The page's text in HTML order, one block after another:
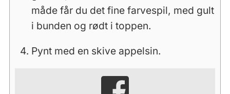
måde får du det fine farvespil, med gult
i bunden og rødt i toppen.
Pynt med en skive appelsin.